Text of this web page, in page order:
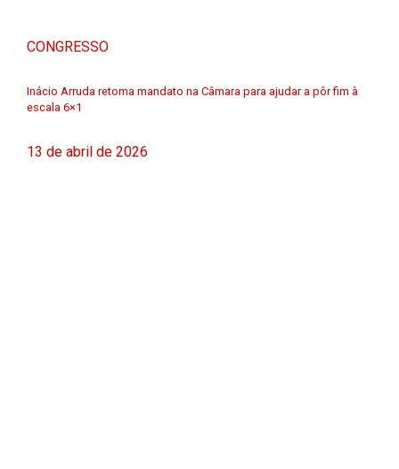
CONGRESSO
Inácio Arruda retoma mandato na Câmara para ajudar a pôr fim à
escala 6×1
13 de abril de 2026